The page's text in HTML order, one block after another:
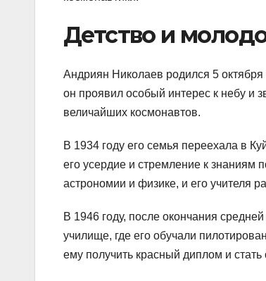
Детство и
Андриян Николаев родился 5
он проявил особый интерес к небу и
величайших космонавтов.
В 1934 году его семья переехала в
его усердие и стремление к знаниям
астрономии и физике, и его учителя
В 1946 году, после окончания
училище, где его обучали
ему получить красный диплом и